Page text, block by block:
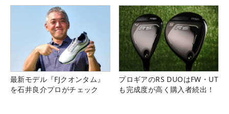
最新モデル『FJクオンタム』
を石井良介プロがチェック
プロギアのRS DUOはFW・UT
も完成度が高く購入者続出！